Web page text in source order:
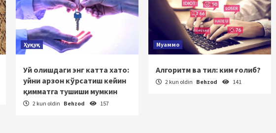
Ҳуқуқ
Уй олишдаги энг катта хато:
уйни арзон кўрсатиш кейин
қимматга тушиши мумкин
2 kun oldin Behzod 157
Муаммо
Алгоритм ва тил: ким ғолиб?
2 kun oldin Behzod 141